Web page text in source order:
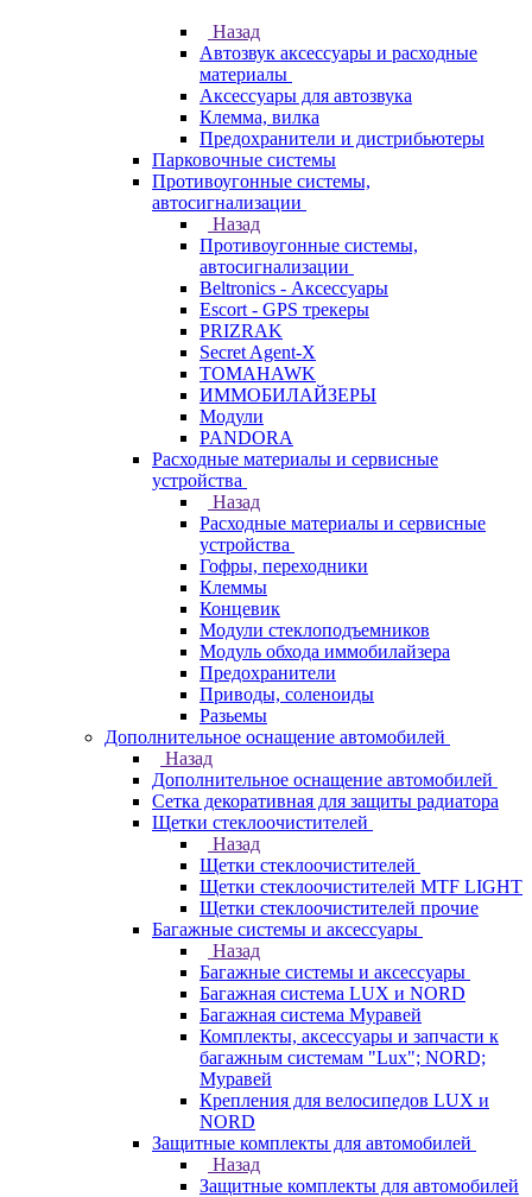
Назад
Автозвук аксессуары и расходные
материалы
Аксессуары для автозвука
Клемма, вилка
Предохранители и дистрибьютеры
Парковочные системы
Противоугонные системы,
автосигнализации
Назад
Противоугонные системы,
автосигнализации
Beltronics - Аксессуары
Escort - GPS трекеры
PRIZRAK
Secret Agent-X
TOMAHAWK
ИММОБИЛАЙЗЕРЫ
Модули
PANDORA
Расходные материалы и сервисные
устройства
Назад
Расходные материалы и сервисные
устройства
Гофры, переходники
Клеммы
Концевик
Модули стеклоподъемников
Модуль обхода иммобилайзера
Предохранители
Приводы, соленоиды
Разьемы
Дополнительное оснащение автомобилей
Назад
Дополнительное оснащение автомобилей
Сетка декоративная для защиты радиатора
Щетки стеклоочистителей
Назад
Щетки стеклоочистителей
Щетки стеклоочистителей MTF LIGHT
Щетки стеклоочистителей прочие
Багажные системы и аксессуары
Назад
Багажные системы и аксессуары
Багажная система LUX и NORD
Багажная система Муравей
Комплекты, аксессуары и запчасти к
багажным системам "Lux"; NORD;
Муравей
Крепления для велосипедов LUX и
NORD
Защитные комплекты для автомобилей
Назад
Защитные комплекты для автомобилей